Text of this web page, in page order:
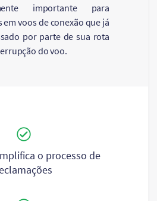
importante para
em voos de conexão que já
por parte de sua rota
do voo.
o processo de